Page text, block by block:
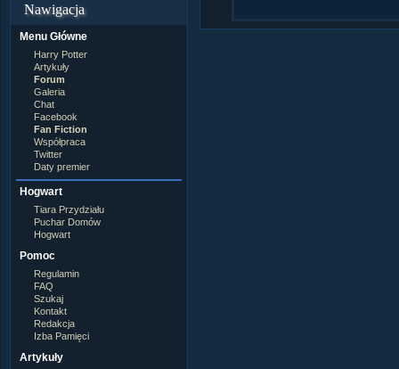
Ron Weasley
Rose Weasley
Rowena Ravenclaw
Salazar Slytherin
Scorpius Malfoy
Severus Snape
Syriusz Black
Teddy Lupin
wÂłasna postaĂŚ
Nawigacja
Menu Główne
Harry Potter
Artykuły
Forum
Galeria
Chat
Facebook
Fan Fiction
Współpraca
Twitter
Daty premier
Hogwart
Tiara Przydziału
Puchar Domów
Hogwart
Pomoc
Regulamin
FAQ
Szukaj
Kontakt
Redakcja
Izba Pamięci
Artykuły